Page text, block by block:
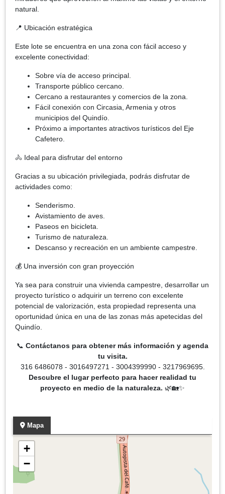
natural.
📍 Ubicación estratégica
Este lote se encuentra en una zona con fácil acceso y
excelente conectividad:
Sobre vía de acceso principal.
Transporte público cercano.
Cercano a restaurantes y comercios de la zona.
Fácil conexión con Circasia, Armenia y otros
municipios del Quindío.
Próximo a importantes atractivos turísticos del Eje
Cafetero.
🚴 Ideal para disfrutar del entorno
Gracias a su ubicación privilegiada, podrás disfrutar de
actividades como:
Senderismo.
Avistamiento de aves.
Paseos en bicicleta.
Turismo de naturaleza.
Descanso y recreación en un ambiente campestre.
💰 Una inversión con gran proyección
Ya sea para construir una vivienda campestre, desarrollar un
proyecto turístico o adquirir un terreno con excelente
potencial de valorización, esta propiedad representa una
oportunidad única en una de las zonas más apetecidas del
Quindío.
📞 Contáctanos para obtener más información y agenda
tu visita.
316 6486078 - 3016497271 - 3004399990 - 3217969695.
Descubre el lugar perfecto para hacer realidad tu
proyecto en medio de la naturaleza. 🌿🏡✨
Mapa
+
−